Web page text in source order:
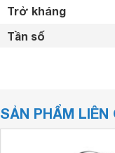
Mic lớn được
Trở kháng
Tần số
Tiện ích
SẢN PHẨM LIÊN